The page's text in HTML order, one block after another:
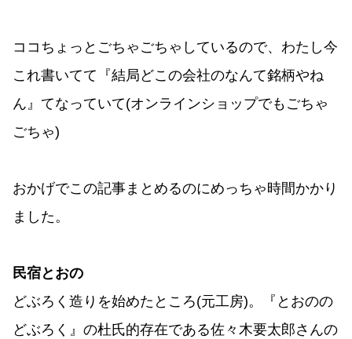
ココちょっとごちゃごちゃしているので、わたし今
これ書いてて『結局どこの会社のなんて銘柄やね
ん』てなっていて(オンラインショップでもごちゃ
ごちゃ)
おかげでこの記事まとめるのにめっちゃ時間かかり
ました。
民宿とおの
どぶろく造りを始めたところ(元工房)。『とおのの
どぶろく』の杜氏的存在である佐々木要太郎さんの